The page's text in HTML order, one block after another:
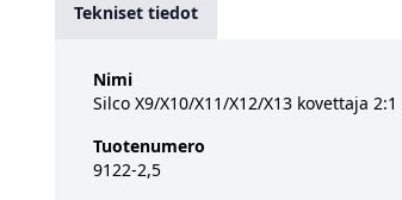
Tekniset tiedot
Nimi
Silco X9/X10/X11/X12/X13 kovettaja
Tuotenumero
9122-2,5